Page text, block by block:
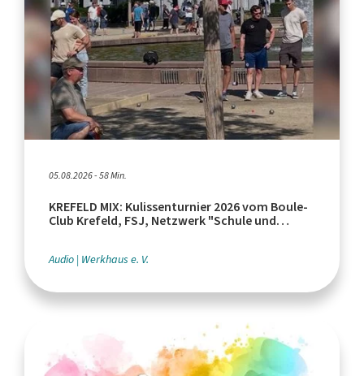
05.08.2026 - 58 Min.
KREFELD MIX: Kulissenturnier 2026 vom Boule-
Club Krefeld, FSJ, Netzwerk "Schule und
Audio Werkhaus e. V.